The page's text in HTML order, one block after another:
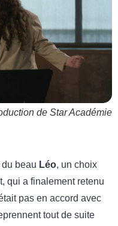
de Star Académie
beau Léo, un choix
qui a finalement retenu
pas en accord avec
tout de suite